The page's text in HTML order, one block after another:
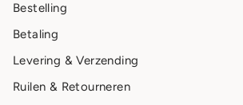
Bestelling
Betaling
Levering & Verzending
Ruilen & Retourneren